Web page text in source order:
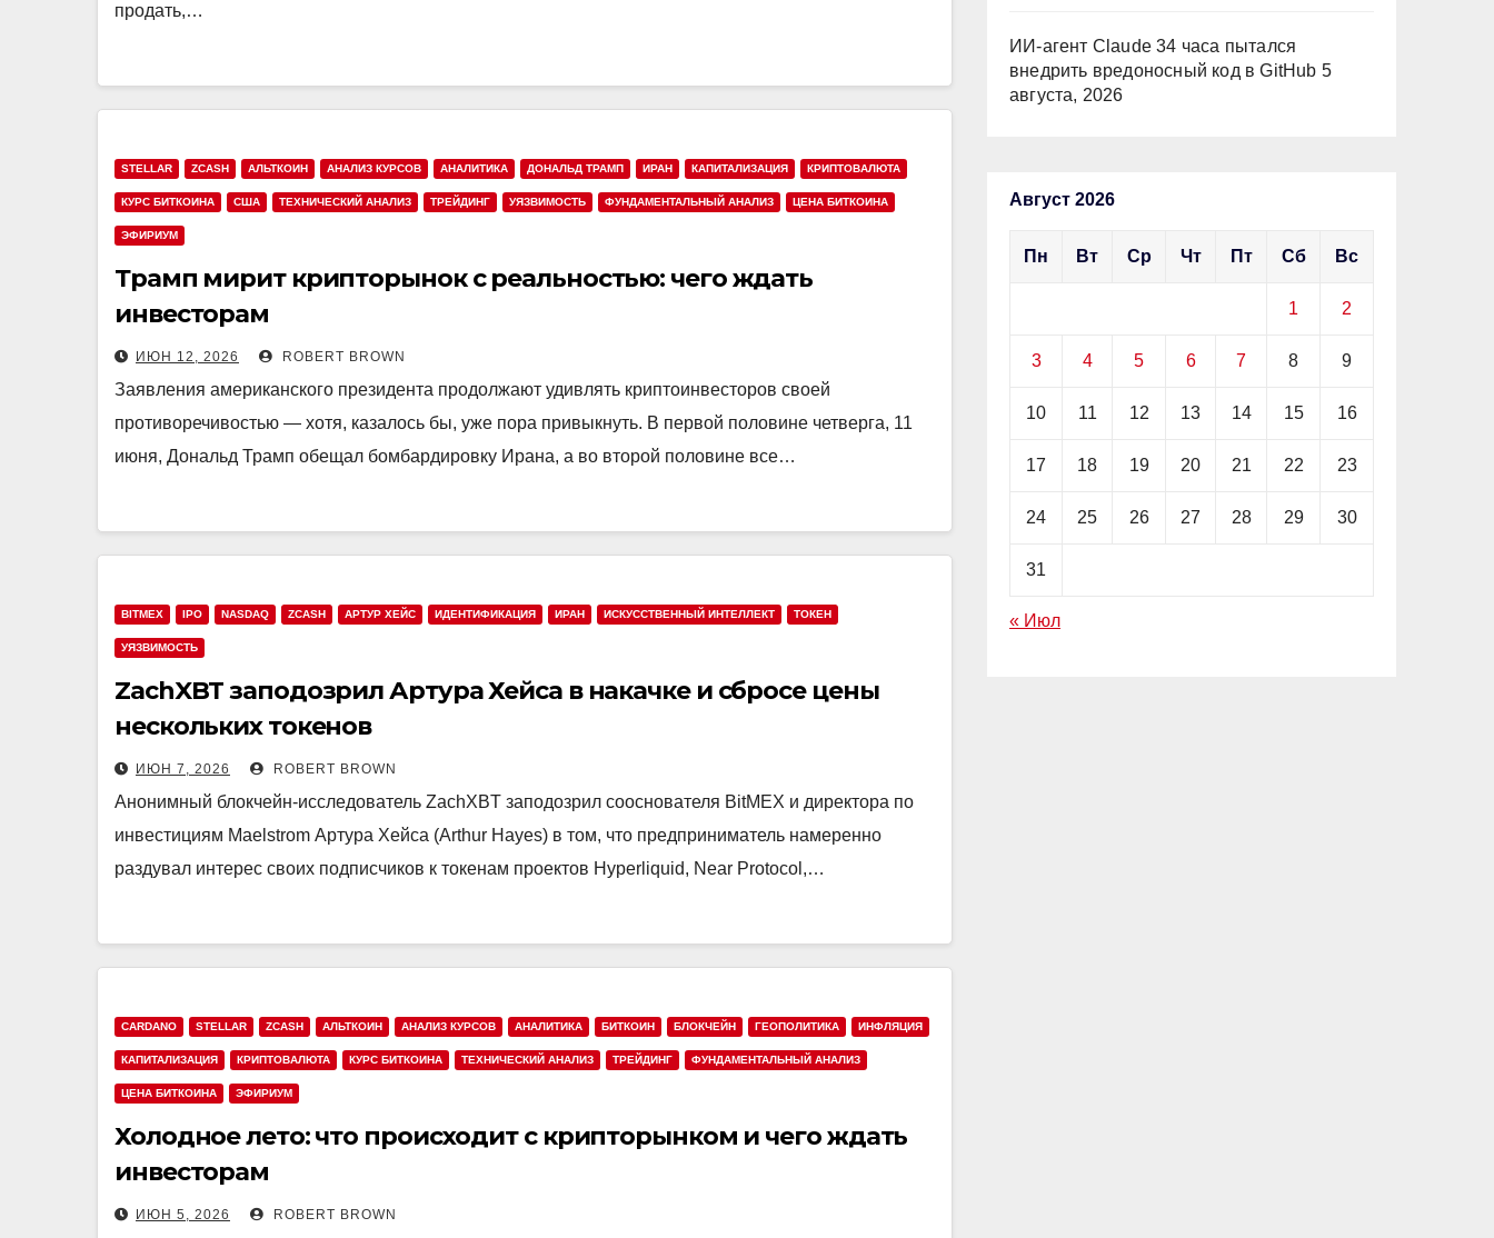
продать,…
STELLAR ZCASH АЛЬТКОИН АНАЛИЗ КУРСОВ АНАЛИТИКА ДОНАЛЬД ТРАМП ИРАН КАПИТАЛИЗАЦИЯ КРИПТОВАЛЮТА
КУРС БИТКОИНА США ТЕХНИЧЕСКИЙ АНАЛИЗ ТРЕЙДИНГ УЯЗВИМОСТЬ ФУНДАМЕНТАЛЬНЫЙ АНАЛИЗ ЦЕНА БИТКОИНА
ЭФИРИУМ
Трамп мирит крипторынок с реальностью: чего ждать
инвесторам
ИЮН 12, 2026 ROBERT BROWN
Заявления американского президента продолжают удивлять криптоинвесторов своей
противоречивостью — хотя, казалось бы, уже пора привыкнуть. В первой половине четверга, 11
июня, Дональд Трамп обещал бомбардировку Ирана, а во второй половине все…
BITMEX IPO NASDAQ ZCASH АРТУР ХЕЙС ИДЕНТИФИКАЦИЯ ИРАН ИСКУССТВЕННЫЙ ИНТЕЛЛЕКТ ТОКЕН
УЯЗВИМОСТЬ
ZachXBT заподозрил Артура Хейса в накачке и сбросе цены
нескольких токенов
ИЮН 7, 2026 ROBERT BROWN
Анонимный блокчейн-исследователь ZachXBT заподозрил сооснователя BitMEX и директора по
инвестициям Maelstrom Артура Хейса (Arthur Hayes) в том, что предприниматель намеренно
раздувал интерес своих подписчиков к токенам проектов Hyperliquid, Near Protocol,…
CARDANO STELLAR ZCASH АЛЬТКОИН АНАЛИЗ КУРСОВ АНАЛИТИКА БИТКОИН БЛОКЧЕЙН ГЕОПОЛИТИКА ИНФЛЯЦИЯ
КАПИТАЛИЗАЦИЯ КРИПТОВАЛЮТА КУРС БИТКОИНА ТЕХНИЧЕСКИЙ АНАЛИЗ ТРЕЙДИНГ ФУНДАМЕНТАЛЬНЫЙ АНАЛИЗ
ЦЕНА БИТКОИНА ЭФИРИУМ
Холодное лето: что происходит с крипторынком и чего ждать
инвесторам
ИЮН 5, 2026 ROBERT BROWN
ИИ-агент Claude 34 часа пытался
внедрить вредоносный код в GitHub 5
августа, 2026
Август 2026
Пн Вт Ср Чт Пт Сб Вс
1 2
3 4 5 6 7 8 9
10 11 12 13 14 15 16
17 18 19 20 21 22 23
24 25 26 27 28 29 30
31
« Июл